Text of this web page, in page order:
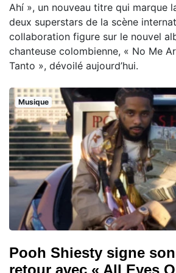
Ahí », un nouveau titre qui marque
deux superstars de la scène
collaboration figure sur le nouvel
chanteuse colombienne, « No Me
Tanto », dévoilé aujourd’hui.
Musique
Pooh Shiesty signe